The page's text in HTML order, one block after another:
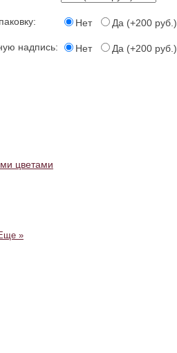
Нет Да (+200 руб.)
надпись: Нет Да (+200 руб.)
цветами
»